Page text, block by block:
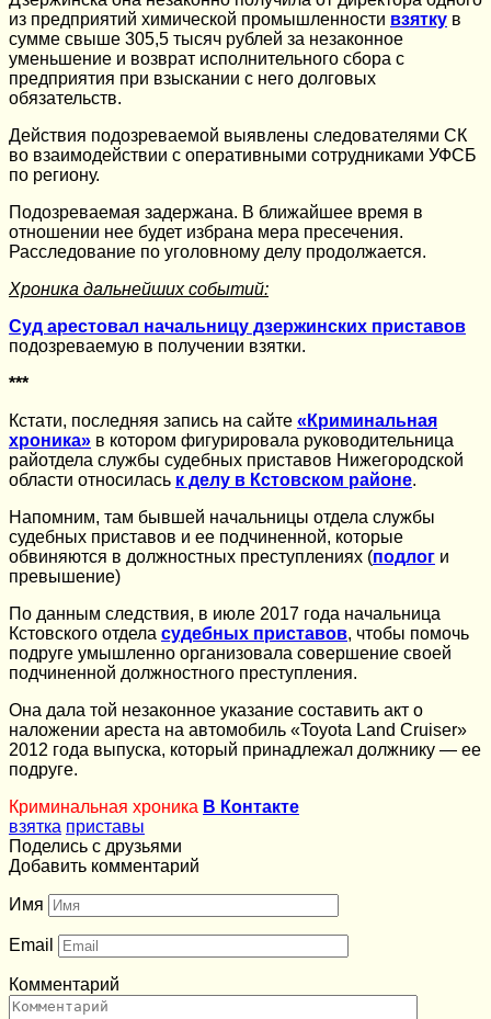
из предприятий химической промышленности взятку в
сумме свыше 305,5 тысяч рублей за незаконное
уменьшение и возврат исполнительного сбора с
предприятия при взыскании с него долговых
обязательств.
Действия подозреваемой выявлены следователями СК
во взаимодействии с оперативными сотрудниками УФСБ
по региону.
Подозреваемая задержана. В ближайшее время в
отношении нее будет избрана мера пресечения.
Расследование по уголовному делу продолжается.
Хроника дальнейших событий:
Суд арестовал начальницу дзержинских приставов
подозреваемую в получении взятки.
***
Кстати, последняя запись на сайте «Криминальная
хроника» в котором фигурировала руководительница
райотдела службы судебных приставов Нижегородской
области относилась к делу в Кстовском районе.
Напомним, там бывшей начальницы отдела службы
судебных приставов и ее подчиненной, которые
обвиняются в должностных преступлениях (подлог и
превышение)
По данным следствия, в июле 2017 года начальница
Кстовского отдела судебных приставов, чтобы помочь
подруге умышленно организовала совершение своей
подчиненной должностного преступления.
Она дала той незаконное указание составить акт о
наложении ареста на автомобиль «Toyota Land Cruiser»
2012 года выпуска, который принадлежал должнику — ее
подруге.
Криминальная хроника В Контакте
взятка приставы
Поделись с друзьями
Добавить комментарий
Имя
Email
Комментарий